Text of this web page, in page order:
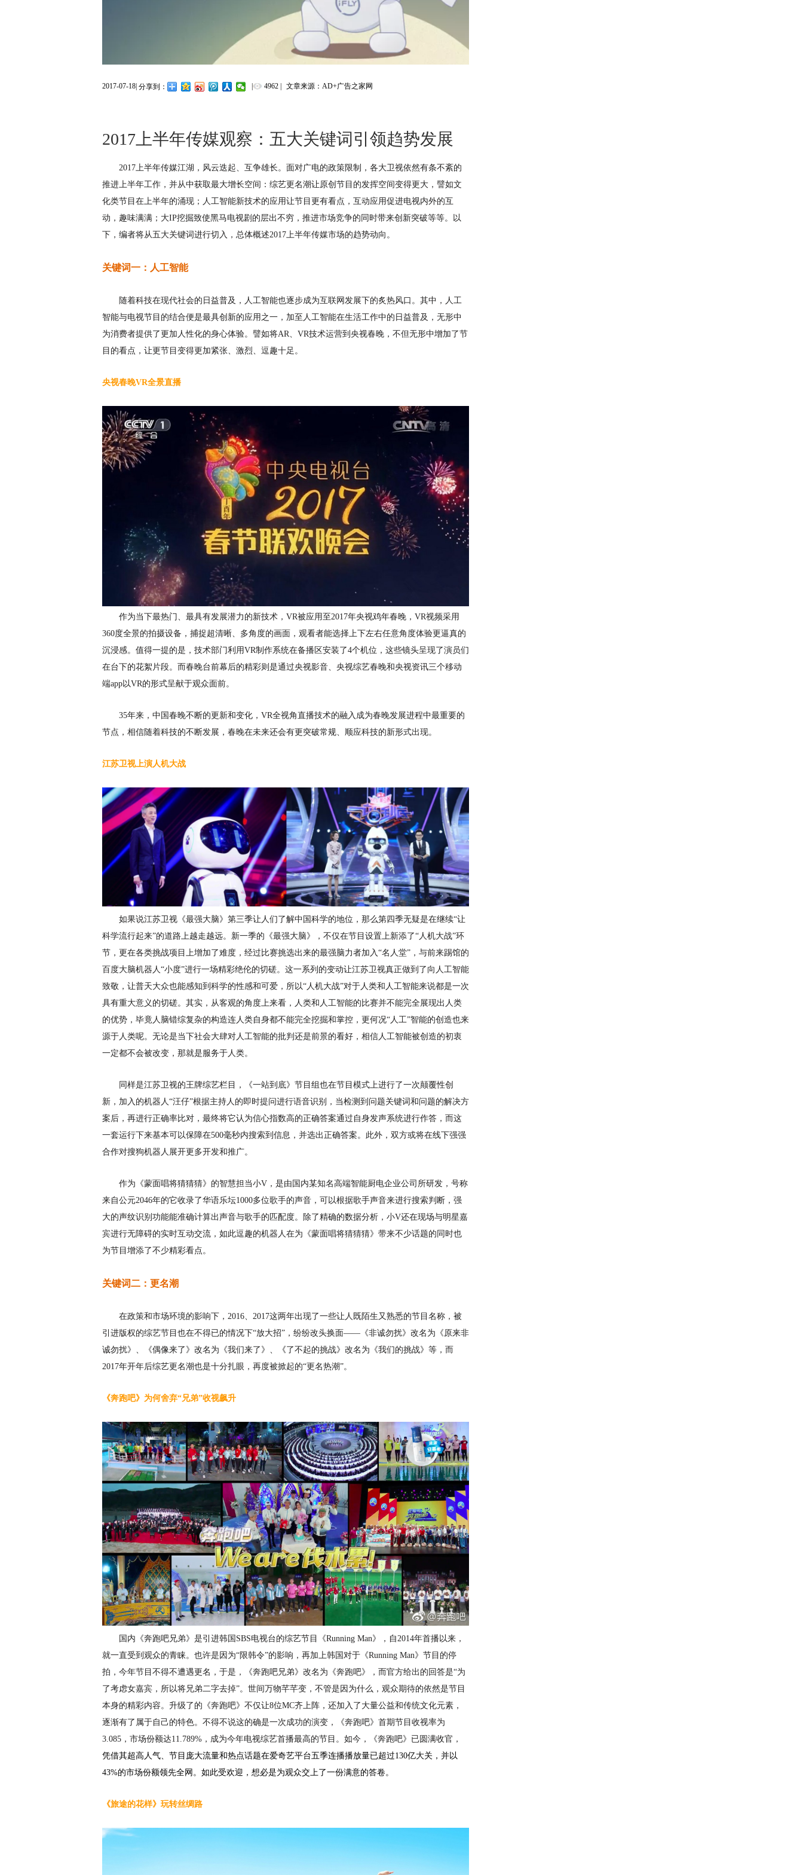
2017-07-18 分享到： 4962 文章来源：AD+广告之家网
2017上半年传媒观察：五大关键词引领趋势发展
2017上半年传媒江湖，风云迭起、互争雄长。面对广电的政策限制，各大卫视依然有条不紊的
推进上半年工作，并从中获取最大增长空间：综艺更名潮让原创节目的发挥空间变得更大，譬如文
化类节目在上半年的涌现；人工智能新技术的应用让节目更有看点，互动应用促进电视内外的互
动，趣味满满；大IP挖掘致使黑马电视剧的层出不穷，推进市场竞争的同时带来创新突破等等。以
下，编者将从五大关键词进行切入，总体概述2017上半年传媒市场的趋势动向。
关键词一：人工智能
随着科技在现代社会的日益普及 ，人工智能也逐步成为互联网发展下的炙热风口。 其中，人工
智能与电视节目的结合便是最具创新的应用之一，加至人工智能在生活工作中的日益普及，无形中
为消费者提供了更加人性化的身心体验。譬如将AR、 VR技术运营到央视春晚，不但无形中增加了节
目的看点，让更节目变得更加紧张、激烈、逗趣十足。
央视春晚VR全景直播
作为当下最热门、最具有发展潜力的新技术， VR被应用至2017年央视鸡年春晚，VR视频采用
360度全景的拍摄设备，捕捉超清晰、多角度的画面，观看者能选择上下左右任意角度体验更逼真的
沉浸感。值得一提的是，技术部门利用VR制作系统在备播区安装了4个机位，这些镜头呈现了演员们
在台下的花絮片段。而春晚台前幕后的精彩则是通过央视影音、央视综艺春晚和央视资讯三个移动
端app以VR的形式呈献于观众面前。
35年来，中国春晚不断的更新和变化，VR全视角直播技术的融入成为春晚发展进程中最重要的
节点，相信随着科技的不断发展，春晚在未来还会有更突破常规、顺应科技的新形式出现。
江苏卫视上演人机大战
如果说江苏卫视《最强大脑》 第三季让人们了解中国科学的地位，那么第四季无疑是在继续“让
科学流行起来”的道路上越走越远。新一季的《最强大脑》，不仅在节目设置上新添了“人机大战”环
节， 更在各类挑战项目上增加了难度， 经过比赛挑选出来的最强脑力者加入“名人堂”，与前来踢馆的
百度大脑机器人“小度”进行一场精彩绝伦的切磋。 这一系列的变动让江苏卫视真正做到了向人工智能
致敬， 让普天大众也能感知到科学的性感和可爱， 所以“人机大战”对于人类和人工智能来说都是一次
具有重大意义的切磋。 其实，从客观的角度上来看，人类和人工智能的比赛并不能完全展现出人类
的优势，毕竟人脑错综复杂的构造连人类自身都不能完全挖掘和掌控，更何况“人工”智能的创造也来
源于人类呢。无论是当下社会大肆对人工智能的批判还是前景的看好，相信人工智能被创造的初衷
一定都不会被改变，那就是服务于人类。
同样是江苏卫视的王牌综艺栏目， 《一站到底》 节目组 也在节目模式上进行了一次颠覆性创
新 ， 加入的机器人“汪仔”根据主持人 的即时提问进行语音识别，当检测到问题关键词和问题的解决方
案后，再进行正确率比对， 最终将它认为信心指数高的正确答案通过自身发声系统进行作答 ， 而这
一套运行下来基本可以保障在500毫秒内搜索到信息，并选出正确答案。此外，双方或将在线下强强
合作对搜狗机器人展开更多开发和推广。
作为《蒙面唱将猜猜猜》的智慧担当小V ， 是由国内某知名高端智能厨电企业公司所研发，号称
来自公元2046年的它收录了华语乐坛1000多位歌手的声音，可以根据歌手声音来进行搜索判断，强
大的声纹识别功能能准确计算出声音与歌手的匹配度。除了精确的数据分析，小V还在现场与明星嘉
宾进行无障碍的实时互动交流，如此逗趣的机器人在为《蒙面唱将猜猜猜》带来不少话题的同时也
为节目增添了不少精彩看点。
关键词二：更名潮
在政策和市场环境的影响下， 2016、2017这两年出现了一些让人既陌生又熟悉的节目名称，被
引进版权的综艺节目也在不得已的情况下“放大招”，纷纷改头换面——《非诚勿扰》改名为《原来非
诚勿扰》、《偶像来了》改名为《我们来了》、
《了不起的挑战》改名为《我们的挑战》 等，而
2017年开年后综艺更名潮也是十分扎眼，再度被掀起的“更名热潮”。
《奔跑吧》为何舍弃“兄弟”收视飙升
国内 《奔跑吧兄弟》是引进韩国 SBS电视台的综艺节目《Running Man》，自2014年首播以来，
就一直受到观众的青睐。也许是因为“限韩令”的影响，再加上韩国对于《Running Man》节目的停
拍，今年节目不得不遭遇更名，于是，《奔跑吧兄弟》改名为《奔跑吧》，而官方给出的回答是“为
了考虑女嘉宾，所以将兄弟二字去掉”。世间万物芊芊变，不管是因为什么，观众期待的依然是节目
本身的精彩内容。升级了的《奔跑吧》不仅让8位MC齐上阵，还加入了大量公益和传统文化元素，
逐渐有了属于自己的特色。 不得不说这的确是一次成功的演变，
《奔跑吧》首期节目收视率为
3.085，市场份额达11.789%，成为今年电视综艺首播最高的节目。 如今，《奔跑吧》已圆满收官，
凭借其超高人气、 节目庞大流量和热点话题在爱奇艺平台五季连播播放量已超过130亿大关 ， 并以
43%的市场份额领先全网 。如此受欢迎，想必是为观众交上了一份满意的答卷。
《旅途的花样》玩转丝绸路